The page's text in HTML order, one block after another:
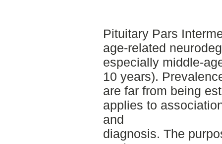
Pituitary Pars
age-related
especially middle-
10 years).
are far from being
applies to
and
diagnosis. The